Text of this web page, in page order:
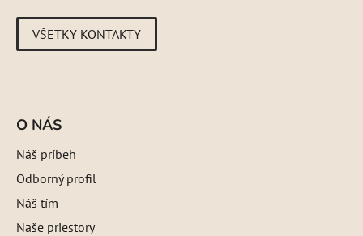
VŠETKY KONTAKTY
O NÁS
Náš príbeh
Odborný profil
Náš tím
Naše priestory